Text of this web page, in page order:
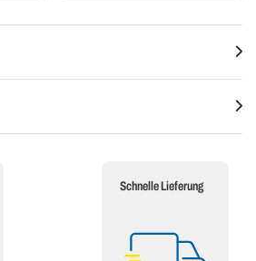
Schnelle Lieferung